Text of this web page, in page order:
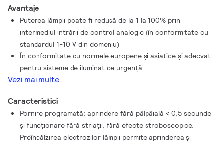
oricărei supratensiuni cauzate de fulgere sau echipată cu
orice alte protecție electrică necesară, așa cum este normal
într-o astfel de instalație și aplicație tipică.
Avantaje
Puterea lămpii poate fi redusă de la 1 la 100% prin
intermediul intrării de control analogic (în conformitate cu
standardul 1-10 V din domeniu)
În conformitate cu normele europene şi asiatice şi adecvat
pentru sisteme de iluminat de urgenţă
Vezi mai multe
Caracteristici
Pornire programată: aprindere fără pâlpâială < 0,5 secunde
şi funcţionare fără striaţii, fără efecte stroboscopice.
Preîncălzirea electrozilor lămpii permite aprinderea şi